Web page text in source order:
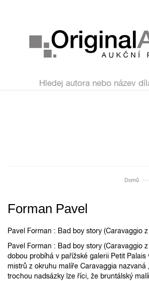
Domů
Forman Pavel
Pavel Forman : Bad boy story (Caravaggio
Pavel Forman : Bad boy story (Caravaggio
dobou probíhá v pařížské galerii Petit Palais
mistrů z okruhu malíře Caravaggia nazvaná
trochou nadsázky lze říci, že bruntálský